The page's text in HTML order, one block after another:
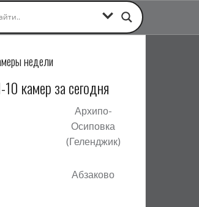
недели
камер за сегодня
Архипо-
Осиповка
(Геленджик)
Абзаково